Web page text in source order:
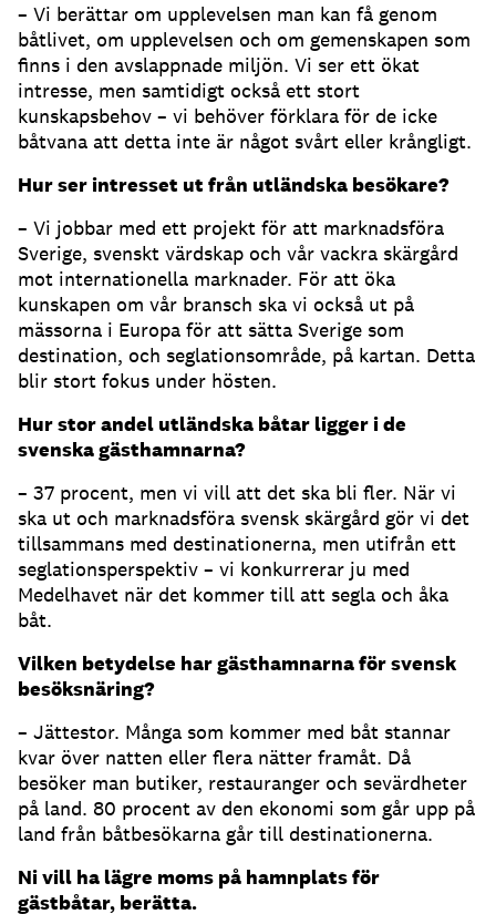
– Vi berättar om upplevelsen man kan få genom
båtlivet, om upplevelsen och om gemenskapen som
finns i den avslappnade miljön. Vi ser ett ökat
intresse, men samtidigt också ett stort
kunskapsbehov – vi behöver förklara för de icke
båtvana att detta inte är något svårt eller krångligt.
Hur ser intresset ut från utländska besökare?
– Vi jobbar med ett projekt för att marknadsföra
Sverige, svenskt värdskap och vår vackra skärgård
mot internationella marknader. För att öka
kunskapen om vår bransch ska vi också ut på
mässorna i Europa för att sätta Sverige som
destination, och seglationsområde, på kartan. Detta
blir stort fokus under hösten.
Hur stor andel utländska båtar ligger i de
svenska gästhamnarna?
– 37 procent, men vi vill att det ska bli fler. När vi
ska ut och marknadsföra svensk skärgård gör vi det
tillsammans med destinationerna, men utifrån ett
seglationsperspektiv – vi konkurrerar ju med
Medelhavet när det kommer till att segla och åka
båt.
Vilken betydelse har gästhamnarna för svensk
besöksnäring?
– Jättestor. Många som kommer med båt stannar
kvar över natten eller flera nätter framåt. Då
besöker man butiker, restauranger och sevärdheter
på land. 80 procent av den ekonomi som går upp på
land från båtbesökarna går till destinationerna.
Ni vill ha lägre moms på hamnplats för
gästbåtar, berätta.